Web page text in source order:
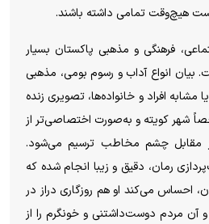
هیچ‌وقت تمامی داشته باشند.
فرهنگی و مذهبی پاکستان بسیار
بیان انواع آداب و رسوم بومی، مذهبی
مشابه افراد و خانواده‌ها، تصویری زنده
شهر کویته و به‌صورت اختصاصی‌تر از
مقابل چشم مخاطب ترسیم می‌شود.
رمان، دقیق و زیبا انجام شده که
احساس می‌کند او هم روزگاری دراز در
و آن مردم دوست‌داشتنی و خونگرم را از